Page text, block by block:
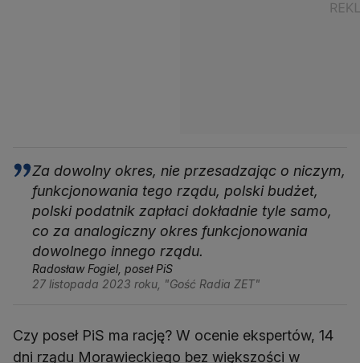
Za dowolny okres, nie przesadzając o niczym,
funkcjonowania tego rządu, polski budżet,
polski podatnik zapłaci dokładnie tyle samo,
co za analogiczny okres funkcjonowania
dowolnego innego rządu.
Radosław Fogiel, poseł PiS
27 listopada 2023 roku, "Gość Radia ZET"
Czy poseł PiS ma rację? W ocenie ekspertów, 14
dni rządu Morawieckiego bez większości w